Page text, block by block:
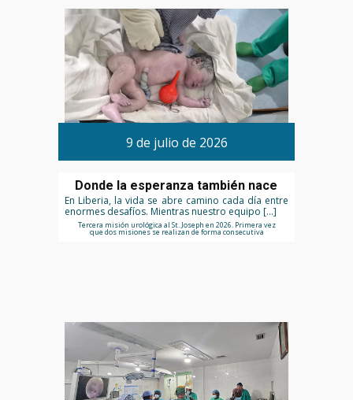
9 de julio de 2026
Donde la esperanza también nace
En Liberia, la vida se abre camino cada día entre
enormes desafíos. Mientras nuestro equipo […]
Tercera misión urológica al St. Joseph en 2026. Primera vez
que dos misiones se realizan de forma consecutiva